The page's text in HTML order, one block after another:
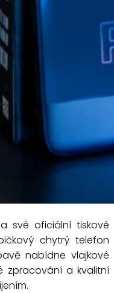
své oficiální tiskové
chytrý telefon
nabídne vlajkové
zpracování a kvalitní